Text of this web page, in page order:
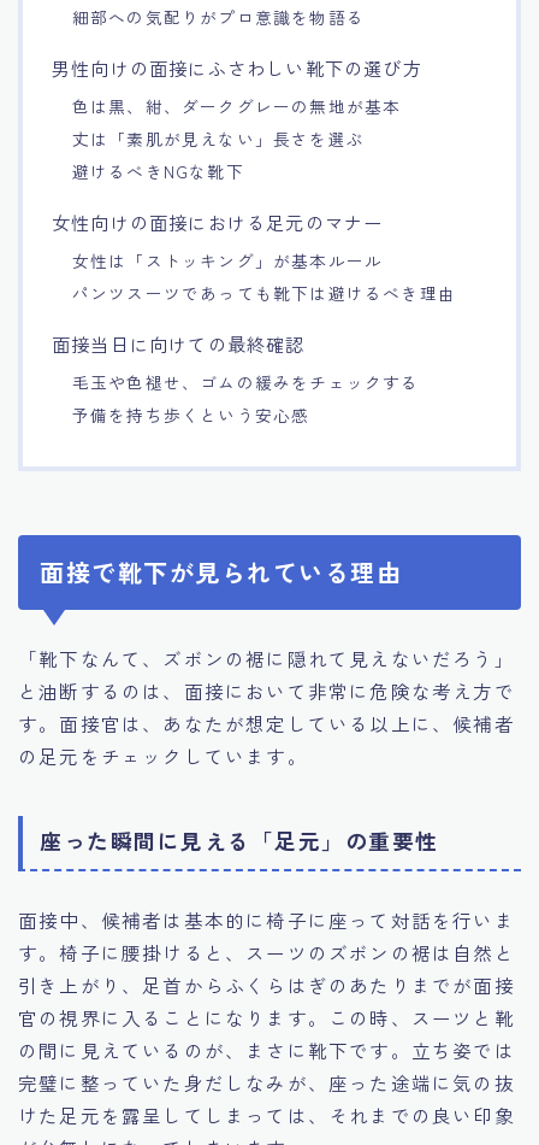
細部への気配りがプロ意識を物語る
男性向けの面接にふさわしい靴下の選び方
色は黒、紺、ダークグレーの無地が基本
丈は「素肌が見えない」長さを選ぶ
避けるべきNGな靴下
女性向けの面接における足元のマナー
女性は「ストッキング」が基本ルール
パンツスーツであっても靴下は避けるべき理由
面接当日に向けての最終確認
毛玉や色褪せ、ゴムの緩みをチェックする
予備を持ち歩くという安心感
面接で靴下が見られている理由
「靴下なんて、ズボンの裾に隠れて見えないだろう」
と油断するのは、面接において非常に危険な考え方で
す。面接官は、あなたが想定している以上に、候補者
の足元をチェックしています。
座った瞬間に見える「足元」の重要性
面接中、候補者は基本的に椅子に座って対話を行いま
す。椅子に腰掛けると、スーツのズボンの裾は自然と
引き上がり、足首からふくらはぎのあたりまでが面接
官の視界に入ることになります。この時、スーツと靴
の間に見えているのが、まさに靴下です。立ち姿では
完璧に整っていた身だしなみが、座った途端に気の抜
けた足元を露呈してしまっては、それまでの良い印象